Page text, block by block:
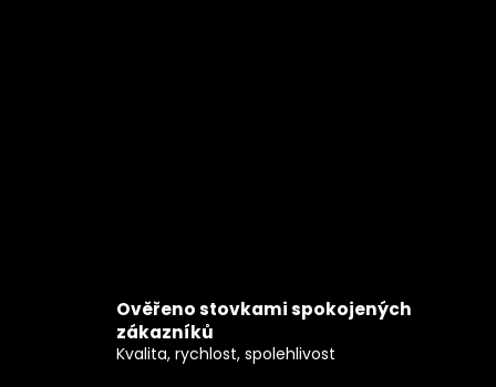
Ověřeno stovkami spokojených
zákazníků
Kvalita, rychlost, spolehlivost